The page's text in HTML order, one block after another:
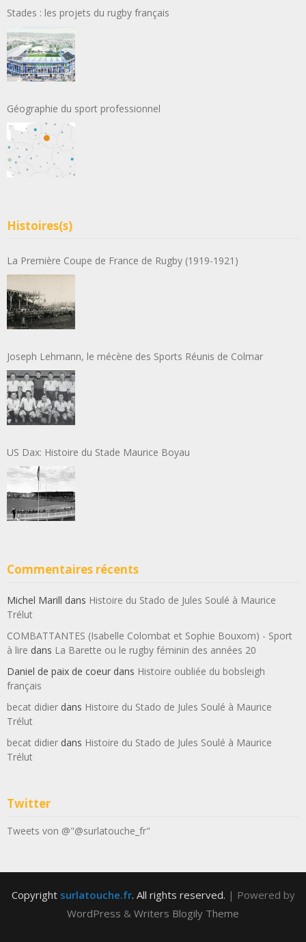
Stades : les projets du rugby français
Géographie du sport professionnel
Histoires(s)
La Première Coupe de France de Rugby (1919-1921)
Joseph Lehmann, le mécène des Sports Réunis de Colmar
US Dax: Histoire du Stade Maurice Boyau
Commentaires récents
Michel Marill dans Histoire du Stado de Jules Soulé à Maurice
Trélut
COMBATTANTES (Isabelle Colombat et Sophie Bouxom) - Sport
à lire dans La Barette ou le rugby féminin des années 20
Daniel de paix de coeur dans Histoire oubliée du bobsleigh
français
becat didier dans Histoire du Stado de Jules Soulé à Maurice
Trélut
becat didier dans Histoire du Stado de Jules Soulé à Maurice
Trélut
Twitter
Tweets von @"@surlatouche_fr"
Copyright surlatouche.fr. All rights reserved. | Powered by
WordPress & Writers Blogily Theme